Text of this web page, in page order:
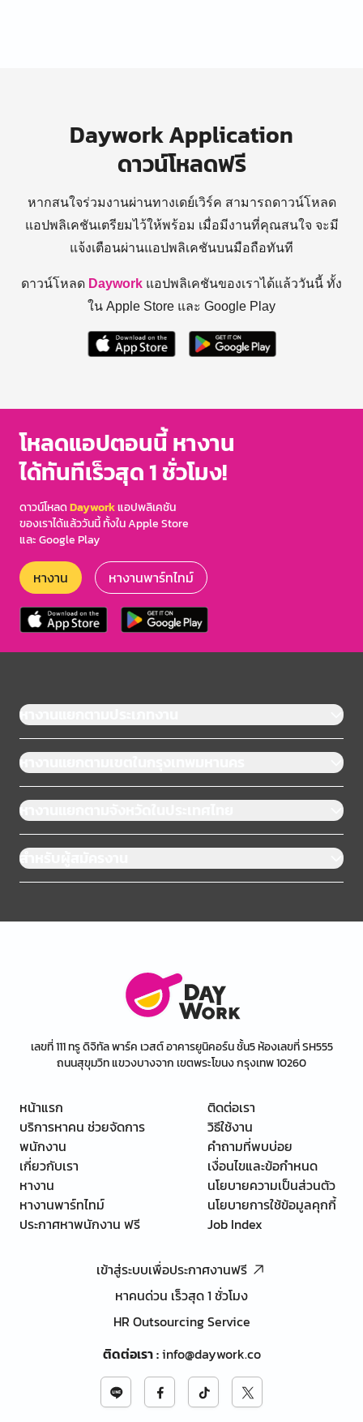
Daywork Application
ดาวน์โหลดฟรี
หากสนใจร่วมงานผ่านทางเดย์เวิร์ค สามารถดาวน์โหลด
แอปพลิเคชันเตรียมไว้ให้พร้อม เมื่อมีงานที่คุณสนใจ จะมี
แจ้งเตือนผ่านแอปพลิเคชันบนมือถือทันที
ดาวน์โหลด Daywork แอปพลิเคชันของเราได้แล้ววันนี้ ทั้ง
ใน Apple Store และ Google Play
โหลดแอปตอนนี้ หางาน
ได้ทันทีเร็วสุด 1 ชั่วโมง!
ดาวน์โหลดDayworkแอปพลิเคชัน
ของเราได้แล้ววันนี้ ทั้งใน Apple Store
และ Google Play
หางาน หางานพาร์ทไทม์
หางานแยกตามประเภทงาน
หางานแยกตามเขตในกรุงเทพมหานคร
หางานแยกตามจังหวัดในประเทศไทย
สำหรับผู้สมัครงาน
เลขที่ 111 ทรู ดิจิทัล พาร์ค เวสต์ อาคารยูนิคอร์น ชั้น5 ห้องเลขที่ SH555
ถนนสุขุมวิท แขวงบางจาก เขตพระโขนง กรุงเทพ 10260
หน้าแรก
บริการหาคน ช่วยจัดการ
พนักงาน
เกี่ยวกับเรา
หางาน
หางานพาร์ทไทม์
ประกาศหาพนักงาน ฟรี
ติดต่อเรา
วิธีใช้งาน
คำถามที่พบบ่อย
เงื่อนไขและข้อกำหนด
นโยบายความเป็นส่วนตัว
นโยบายการใช้ข้อมูลคุกกี้
Job Index
เข้าสู่ระบบเพื่อประกาศงานฟรี
หาคนด่วน เร็วสุด 1 ชั่วโมง
HR Outsourcing Service
ติดต่อเรา:info@daywork.co